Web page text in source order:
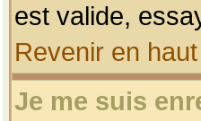
est valide,
Revenir en
Je me suis